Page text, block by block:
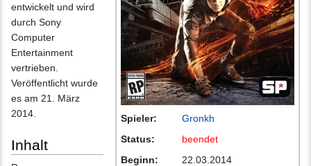
Spieler:
Gronkh
Status:
beendet
Beginn:
22.03.2014
entwickelt und wird
durch Sony
Computer
Entertainment
vertrieben.
Veröffentlicht wurde
es am 21. März
2014.
Inhalt